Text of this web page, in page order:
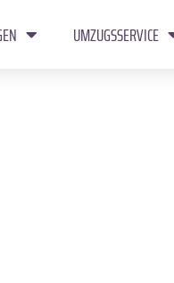
UMZUGSSERVICE